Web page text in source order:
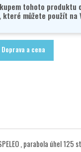
tohoto produktu
které můžete použít na
Doprava a cena
, parabola úhel 125